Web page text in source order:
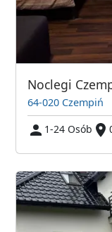
Noclegi
64-020 Czempiń
1-24 Osób